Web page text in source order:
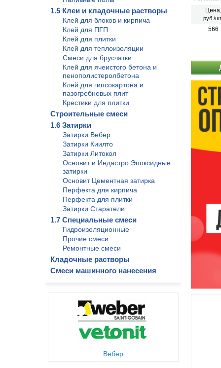
1.5 Клеи и кладочные растворы
Клей для блоков и кирпича
Клей для ПГП
Клей для плитки
Клей для теплоизоляции
Смеси для брусчатки
Клей для ячеистого бетона и
пенополистеролбетона
Клей для гипсокартона и
пазогребневых плит
Крестики для плитки
Строительные смеси
1.6 Затирки
Затирки Вебер
Затирки Киилто
Затирки Литокол
Основит и Индастро Эпоксидные
затирки
Основит Цементная затирка
Перфекта для кирпича
Перфекта для плитки
Затирки Старатели
1.7 Специальные смеси
Гидроизоляционные
Прочие смеси
Ремонтные смеси
Кладочные растворы
Смеси машинного нанесения
Вебер
которая
высокой
работ.
Цена,
руб./
566